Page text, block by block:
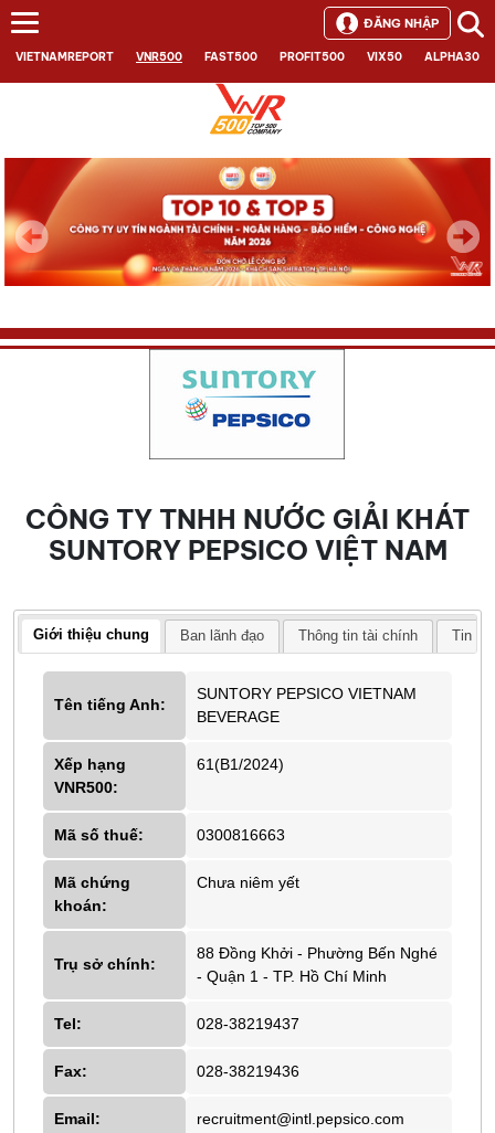
VIETNAMREPORT VNR500 FAST500 PROFIT500 VIX50 ALPHA30
ĐĂNG NHẬP
Next
CÔNG TY TNHH NƯỚC GIẢI KHÁT
SUNTORY PEPSICO VIỆT NAM
Giới thiệu chung Ban lãnh đạo Thông tin tài chính Tin
Tên tiếng Anh:
SUNTORY PEPSICO VIETNAM
BEVERAGE
Xếp hạng
VNR500:
61(B1/2024)
Mã số thuế: 0300816663
Mã chứng
khoán:
Chưa niêm yết
Trụ sở chính:
88 Đồng Khởi - Phường Bến Nghé
- Quận 1 - TP. Hồ Chí Minh
Tel: 028-38219437
Fax: 028-38219436
Email: recruitment@intl.pepsico.com